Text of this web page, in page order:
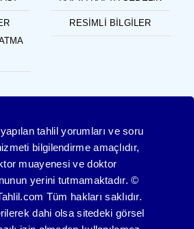
RESIMLI BILGILER
tahlil yorumları ve soru
bilgilendirme amaçlıdır,
muayenesi ve doktor
yerini tutmamaktadır. ©
Tüm hakları saklıdır.
dahi olsa sitedeki görsel